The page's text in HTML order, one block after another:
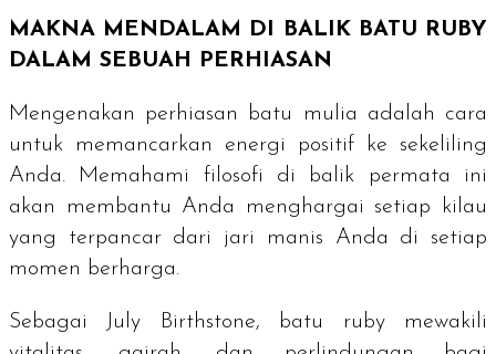
MAKNA MENDALAM DI BALIK BATU RUBY
DALAM SEBUAH PERHIASAN
Mengenakan perhiasan batu mulia adalah cara
untuk memancarkan energi positif ke sekeliling
Anda. Memahami filosofi di balik permata ini
akan membantu Anda menghargai setiap kilau
yang terpancar dari jari manis Anda di setiap
momen berharga.
Sebagai July Birthstone, batu ruby mewakili